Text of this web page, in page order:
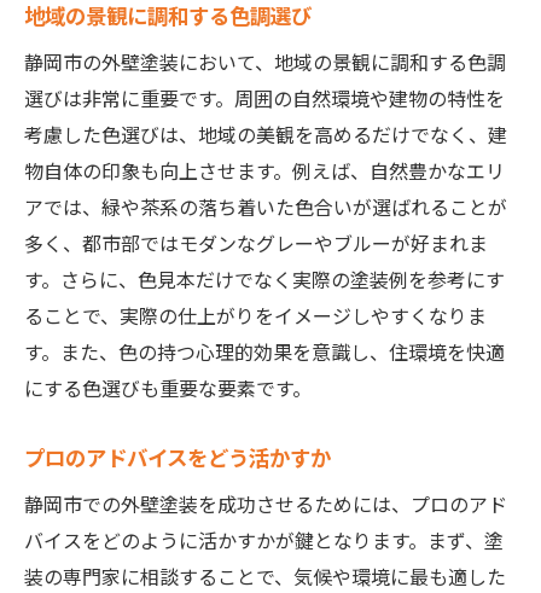
地域の景観に調和する色調選び
静岡市の外壁塗装において、地域の景観に調和する色調
選びは非常に重要です。周囲の自然環境や建物の特性を
考慮した色選びは、地域の美観を高めるだけでなく、建
物自体の印象も向上させます。例えば、自然豊かなエリ
アでは、緑や茶系の落ち着いた色合いが選ばれることが
多く、都市部ではモダンなグレーやブルーが好まれま
す。さらに、色見本だけでなく実際の塗装例を参考にす
ることで、実際の仕上がりをイメージしやすくなりま
す。また、色の持つ心理的効果を意識し、住環境を快適
にする色選びも重要な要素です。
プロのアドバイスをどう活かすか
静岡市での外壁塗装を成功させるためには、プロのアド
バイスをどのように活かすかが鍵となります。まず、塗
装の専門家に相談することで、気候や環境に最も適した